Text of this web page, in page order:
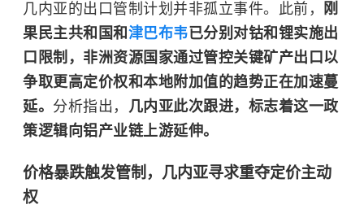
几内亚的出口管制计划并非孤立事件。此前，
刚
果民主共和国和 津巴布韦已分别对钴和锂实施出
口限制，非洲资源国家通过管控关键矿产出口以
争取更高定价权和本地附加值的趋势正在加速蔓
延。 分析指出， 几内亚此次跟进，标志着这一政
策逻辑向铝产业链上游延伸。
价格暴跌触发管制，几内亚寻求重夺定价主动
权